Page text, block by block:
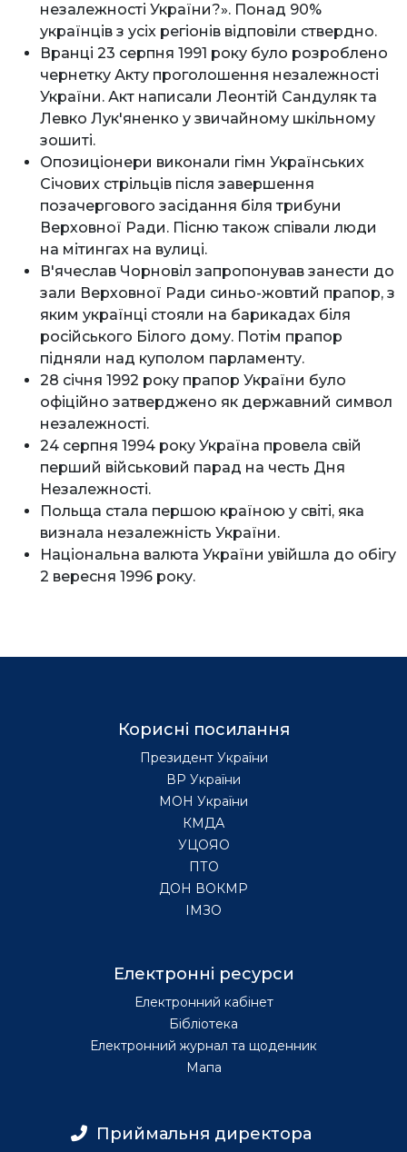
незалежності України?». Понад 90%
українців з усіх регіонів відповіли ствердно.
Вранці 23 серпня 1991 року було розроблено
чернетку Акту проголошення незалежності
України. Акт написали Леонтій Сандуляк та
Левко Лук'яненко у звичайному шкільному
зошиті.
Опозиціонери виконали гімн Українських
Січових стрільців після завершення
позачергового засідання біля трибуни
Верховної Ради. Пісню також співали люди
на мітингах на вулиці.
В'ячеслав Чорновіл запропонував занести до
зали Верховної Ради синьо-жовтий прапор, з
яким українці стояли на барикадах біля
російського Білого дому. Потім прапор
підняли над куполом парламенту.
28 січня 1992 року прапор України було
офіційно затверджено як державний символ
незалежності.
24 серпня 1994 року Україна провела свій
перший військовий парад на честь Дня
Незалежності.
Польща стала першою країною у світі, яка
визнала незалежність України.
Національна валюта України увійшла до обігу
2 вересня 1996 року.
Корисні посилання
Президент України
ВР України
МОН України
КМДА
УЦОЯО
ПТО
ДОН ВОКМР
ІМЗО
Електронні ресурси
Електронний кабінет
Бібліотека
Електронний журнал та щоденник
Мапа
Приймальня директора